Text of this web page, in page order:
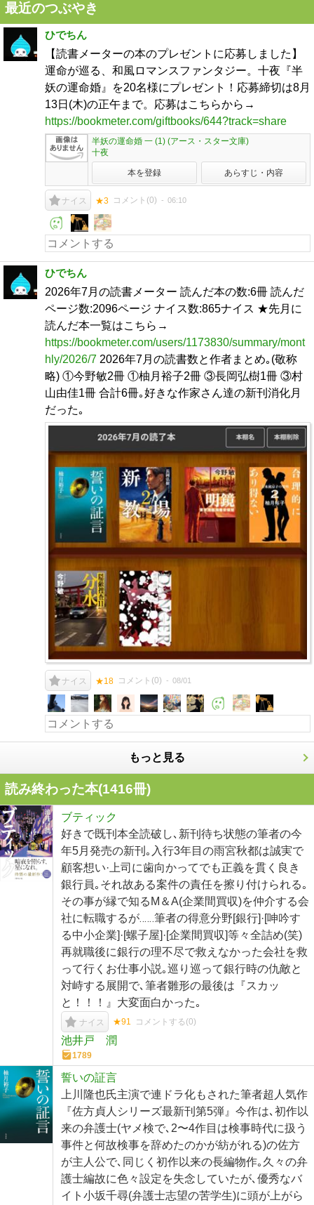
最近のつぶやき
ひでちん
【読書メーターの本のプレゼントに応募しました】
運命が巡る、和風ロマンスファンタジー。十夜『半
妖の運命婚』を20名様にプレゼント！応募締切は8月
13日(木)の正午まで。応募はこちらから→
https://bookmeter.com/giftbooks/644?track=share
半妖の運命婚 一 (1) (アース・スター文庫)
十夜
本を登録 あらすじ・内容
ナイス ★3 コメント(0) 06:10
ひでちん
2026年7月の読書メーター 読んだ本の数:6冊 読んだ
ページ数:2096ページ ナイス数:865ナイス ★先月に
読んだ本一覧はこちら→
https://bookmeter.com/users/1173830/summary/mont
hly/2026/7 2026年7月の読書数と作者まとめ｡(敬称
略) ①今野敏2冊 ①柚月裕子2冊 ③長岡弘樹1冊 ③村
山由佳1冊 合計6冊｡好きな作家さん達の新刊消化月
だった｡
ナイス ★18 コメント(0) 08/01
もっと見る
読み終わった本(1416冊)
ブティック
好きで既刊本全読破し､新刊待ち状態の筆者の今
年5月発売の新刊｡入行3年目の雨宮秋都は誠実で
顧客想い·上司に歯向かってでも正義を貫く良き
銀行員｡それ故ある案件の責任を擦り付けられる｡
その事が縁で知るM＆A(企業間買収)を仲介する会
社に転職するが‥‥‥筆者の得意分野[銀行]·[呻吟す
る中小企業]·[螺子屋]·[企業間買収]等々全詰め(笑)
再就職後に銀行の理不尽で救えなかった会社を救
って行くお仕事小説｡巡り巡って銀行時の仇敵と
対峙する展開で､筆者雛形の最後は『スカッ
と！！！』大変面白かった｡
ナイス ★91 コメントする(0)
池井戸 潤
1789
誓いの証言
上川隆也氏主演で連ドラ化もされた筆者超人気作
『佐方貞人シリーズ最新刊第5弾』今作は､初作以
来の弁護士(ヤメ検で､2〜4作目は検事時代に扱う
事件と何故検事を辞めたのかが紡がれる)の佐方
が主人公で､同じく初作以来の長編物作｡久々の弁
護士編故に色々設定を失念していたが､優秀なバ
イト小坂千尋(弁護士志望の苦学生)に頭が上がら